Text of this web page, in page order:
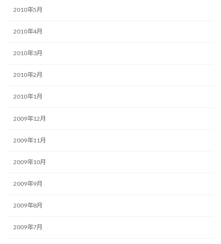
2010年5月
2010年4月
2010年3月
2010年2月
2010年1月
2009年12月
2009年11月
2009年10月
2009年9月
2009年8月
2009年7月